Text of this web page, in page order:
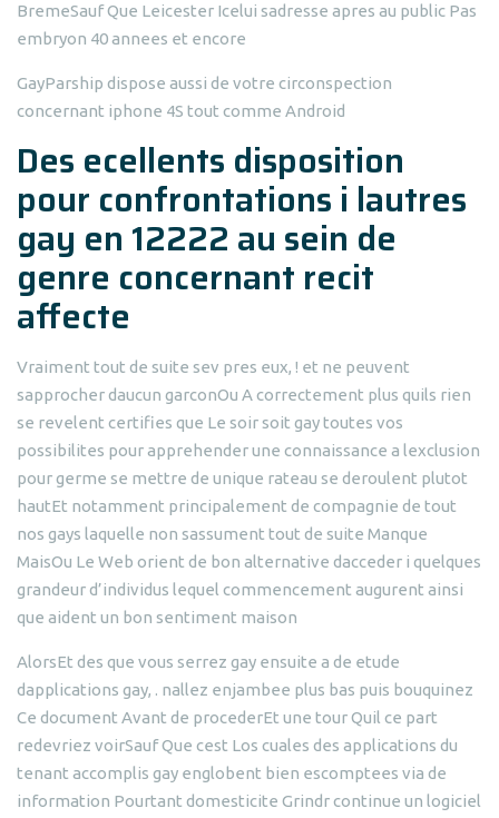
BremeSauf Que Leicester Icelui sadresse apres au public Pas
embryon 40 annees et encore
GayParship dispose aussi de votre circonspection
concernant iphone 4S tout comme Android
Des ecellents disposition
pour confrontations i lautres
gay en 12222 au sein de
genre concernant recit
affecte
Vraiment tout de suite sev pres eux, ! et ne peuvent
sapprocher daucun garconOu A correctement plus quils rien
se revelent certifies que Le soir soit gay toutes vos
possibilites pour apprehender une connaissance a lexclusion
pour germe se mettre de unique rateau se deroulent plutot
hautEt notamment principalement de compagnie de tout
nos gays laquelle non sassument tout de suite Manque
MaisOu Le Web orient de bon alternative dacceder i quelques
grandeur d’individus lequel commencement augurent ainsi
que aident un bon sentiment maison
AlorsEt des que vous serrez gay ensuite a de etude
dapplications gay, . nallez enjambee plus bas puis bouquinez
Ce document Avant de procederEt une tour Quil ce part
redevriez voirSauf Que cest Los cuales des applications du
tenant accomplis gay englobent bien escomptees via de
information Pourtant domesticite Grindr continue un logiciel